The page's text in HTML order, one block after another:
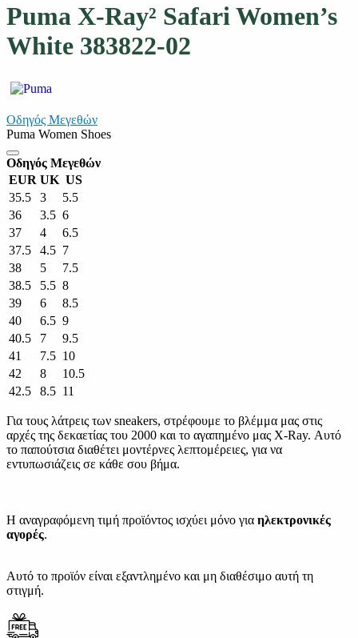
Puma X-Ray² Safari Women’s
White 383822-02
Οδηγός Μεγεθών
Puma Women Shoes
Οδηγός Μεγεθών
EUR UK US
35.5
3
5.5
36
3.5 6
37
4
6.5
37.5
4.5 7
38
5
7.5
38.5
5.5 8
39
6
8.5
40
6.5 9
40.5
7
9.5
41
7.5 10
42
8
10.5
42.5
8.5 11
Για τους λάτρεις των sneakers, στρέφουμε το βλέμμα μας στις
αρχές της δεκαετίας του 2000 και τo αγαπημένο μας X-Ray. Αυτό
το παπούτσια διαθέτει μοντέρνες λεπτομέρειες, για να
εντυπωσιάζεις σε κάθε σου βήμα.
Η αναγραφόμενη τιμή προϊόντος ισχύει μόνο για ηλεκτρονικές
αγορές.
Αυτό το προϊόν είναι εξαντλημένο και μη διαθέσιμο αυτή τη
στιγμή.